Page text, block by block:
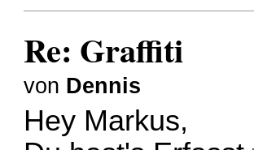
Re: Graffiti
von Dennis
Hey Markus,